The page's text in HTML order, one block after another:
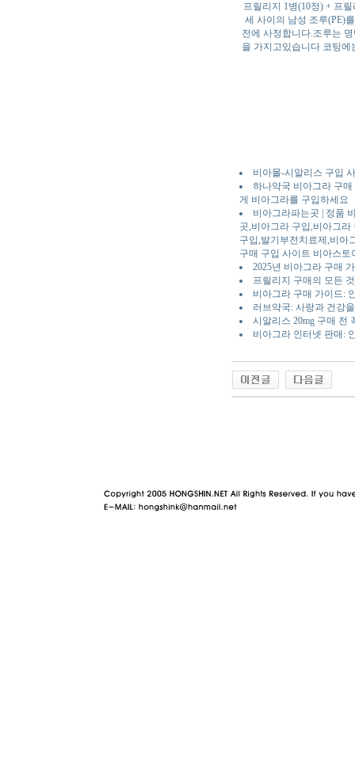
프릴리지 1병(10정) + 프
세 사이의 남성 조루(PE)
전에 사정합니다.조루는
을 가지고있습니다 코팅에
비아몰-시알리스 구입
하나약국 비아그라 구
게 비아그라를 구입하세요
비아그라파는곳 | 정품
곳,비아그라 구입,비아그
구입,발기부전치료제,비아
구매 구입 사이트 비아스토
2025년 비아그라 구매
프릴리지 구매의 모든 것
비아그라 구매 가이드:
러브약국: 사랑과 건강
시알리스 20mg 구매 전
비아그라 인터넷 판매: